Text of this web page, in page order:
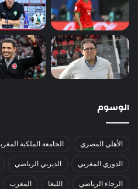
الوسوم
الأهلي المصري الجامعة الملكية
الدوري المغربي الديربي الرياضي
الرجاء الرياضي الليغا المغرب